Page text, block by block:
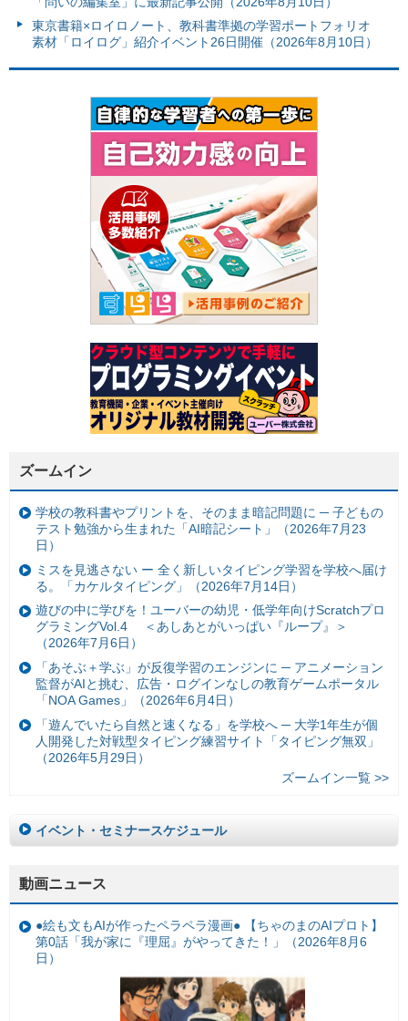
東京書籍×ロイロノート、教科書準拠の学習ポートフォリオ
素材「ロイログ」紹介イベント26日開催（2026年8月10日）
ズームイン
学校の教科書やプリントを、そのまま暗記問題に ─ 子どもの
テスト勉強から生まれた「AI暗記シート」（2026年7月23
日）
ミスを見逃さない ー 全く新しいタイピング学習を学校へ届け
る。「カケルタイピング」（2026年7月14日）
遊びの中に学びを！ユーバーの幼児・低学年向けScratchプロ
グラミングVol.4 ＜あしあとがいっぱい『ループ』＞
（2026年7月6日）
「あそぶ＋学ぶ」が反復学習のエンジンに ─ アニメーション
監督がAIと挑む、広告・ログインなしの教育ゲームポータル
「NOA Games」（2026年6月4日）
「遊んでいたら自然と速くなる」を学校へ ─ 大学1年生が個
人開発した対戦型タイピング練習サイト「タイピング無双」
（2026年5月29日）
ズームイン一覧 >>
イベント・セミナースケジュール
動画ニュース
●絵も文もAIが作ったペラペラ漫画● 【ちゃのまのAIプロト】
第0話「我が家に『理屈』がやってきた！」（2026年8月6
日）